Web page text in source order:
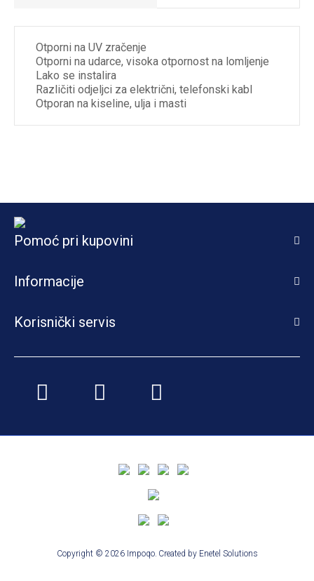
Otporni na UV zračenje
Otporni na udarce, visoka otpornost na lomljenje
Lako se instalira
Različiti odjeljci za električni, telefonski kabl
Otporan na kiseline, ulja i masti
Pomoć pri kupovini
Informacije
Korisnički servis
Copyright © 2026 Impoqo. Created by Enetel Solutions